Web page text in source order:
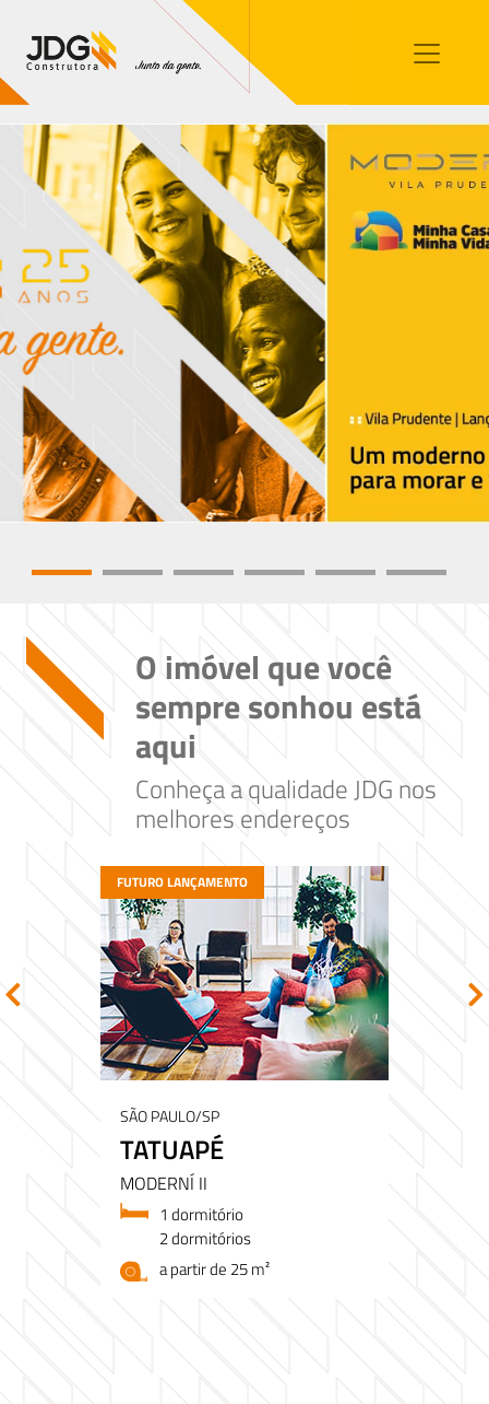
Contato
Sobre nós
Blog
O imóvel que você
sempre sonhou está
aqui
Conheça a qualidade JDG nos
melhores endereços
SÃO PAULO/SP
TATUAPÉ
MODERNÍ II
1 dormitório
2 dormitórios
a partir de 25 m²
FUTURO LANÇAMENTO